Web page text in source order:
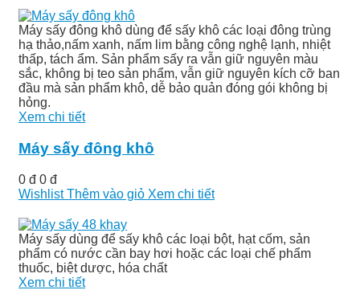
Máy sấy đông khô dùng để sấy khô các loại đông trùng
hạ thảo,nấm xanh, nấm lim bằng công nghệ lạnh, nhiệt
thấp, tách ẩm. Sản phẩm sấy ra vẫn giữ nguyên màu
sắc, không bị teo sản phẩm, vẫn giữ nguyên kích cỡ ban
đầu mà sản phẩm khô, dễ bảo quản đóng gói không bị
hỏng.
Xem chi tiết
Máy sấy đông khô
0 đ 0 đ
Wishlist Thêm vào giỏ Xem chi tiết
Máy sấy dùng để sấy khô các loại bột, hạt cốm, sản
phẩm có nước cần bay hơi hoặc các loại chế phẩm
thuốc, biệt dược, hóa chất
Xem chi tiết